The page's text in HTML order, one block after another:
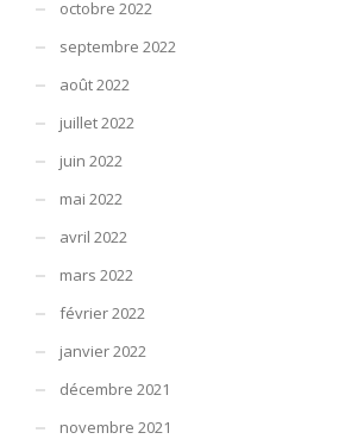
octobre 2022
septembre 2022
août 2022
juillet 2022
juin 2022
mai 2022
avril 2022
mars 2022
février 2022
janvier 2022
décembre 2021
novembre 2021